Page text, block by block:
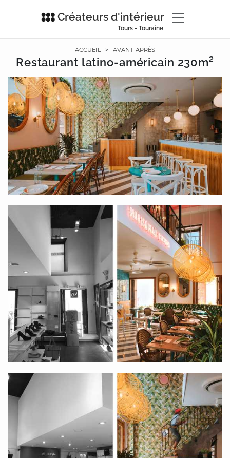
Créateurs d'intérieur
Tours - Touraine
ACCUEIL > AVANT-APRÈS
Restaurant latino-américain 230m²